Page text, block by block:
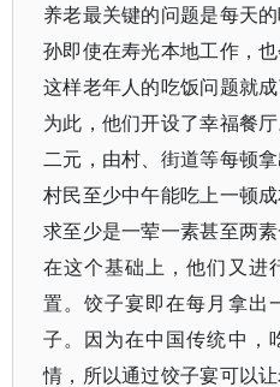
养老最关键的问题是每天
孙即使在寿光本地工作，
这样老年人的吃饭问题就
为此，他们开设了幸福餐
二元，由村、街道等每顿
村民至少中午能吃上一顿
求至少是一荤一素甚至两
在这个基础上，他们又进
置。饺子宴即在每月拿出
子。因为在中国传统中，
情，所以通过饺子宴可以